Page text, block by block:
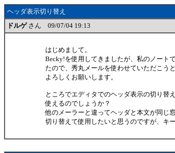
ヘッダ表示切り替え
ドルゲさん 09/07/04 19:13
はじめまして。
Becky!を使用してきましたが、私のノート
たので、秀丸メールを使わせていただこう
よろしくお願いします。
ところでエディタでのヘッダ表示の切り替
使えるのでしょうか？
他のメーラーと違ってヘッダと本文が同じ
切り替えて使用したいと思うのですが、キ